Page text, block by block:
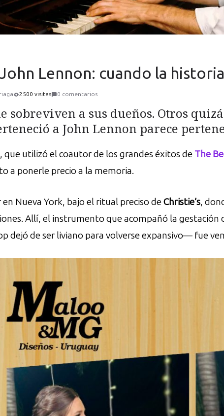
Lennon: cuando la
2500 visitas 0 comentarios
sobreviven a sus dueños. Otros
a John Lennon parece
, que utilizó el coautor de los grandes éxitos de The
a ponerle precio a la memoria.
Nueva York, bajo el ritual preciso deChristie’s,
Allí, el instrumento que acompañó la gestación
dejó de ser liviano para volverse expansivo— fue